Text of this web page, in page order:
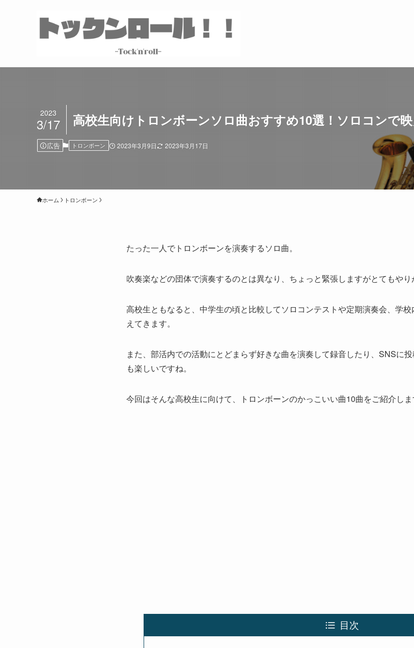
高校生向けトロンボーンソロ曲おすすめ10選！ソロコンで
2023
3/17
広告 トロンボーン 2023年3月9日 2023年3月17日
ホーム トロンボーン
たった一人でトロンボーンを演奏するソロ曲。
吹奏楽などの団体で演奏するのとは異なり、ちょっと緊張しますがとてもやり
高校生ともなると、中学生の頃と比較してソロコンテストや定期演奏会、学
えてきます。
また、部活内での活動にとどまらず好きな曲を演奏して録音したり、SNSに
も楽しいですね。
今回はそんな高校生に向けて、トロンボーンのかっこいい曲10曲をご紹介しま
目次